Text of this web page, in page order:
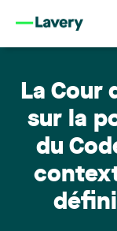
La Cour
sur la
du